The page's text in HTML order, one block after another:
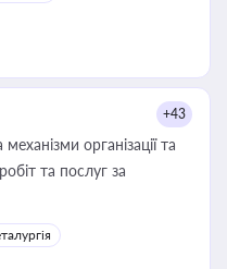
+43
організації та
та послуг за